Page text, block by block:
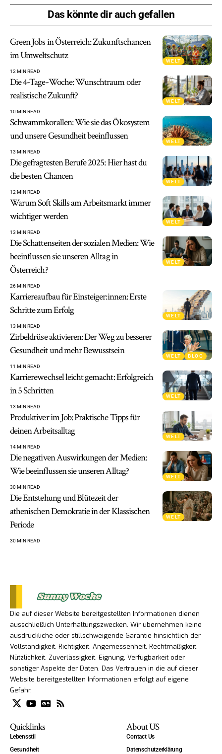
Das könnte dir auch gefallen
WELT
Green Jobs in Österreich: Zukunftschancen
im Umweltschutz
12 MIN READ
WELT
Die 4-Tage-Woche: Wunschtraum oder
realistische Zukunft?
10 MIN READ
WELT
Schwammkorallen: Wie sie das Ökosystem
und unsere Gesundheit beeinflussen
13 MIN READ
WELT
Die gefragtesten Berufe 2025: Hier hast du
die besten Chancen
12 MIN READ
WELT
Warum Soft Skills am Arbeitsmarkt immer
wichtiger werden
13 MIN READ
WELT
Die Schattenseiten der sozialen Medien: Wie
beeinflussen sie unseren Alltag in
Österreich?
26 MIN READ
WELT
Karriereaufbau für Einsteiger:innen: Erste
Schritte zum Erfolg
13 MIN READ
WELT BLOG
Zirbeldrüse aktivieren: Der Weg zu besserer
Gesundheit und mehr Bewusstsein
11 MIN READ
WELT
Karrierewechsel leicht gemacht: Erfolgreich
in 5 Schritten
13 MIN READ
WELT
Produktiver im Job: Praktische Tipps für
deinen Arbeitsalltag
14 MIN READ
WELT
Die negativen Auswirkungen der Medien:
Wie beeinflussen sie unseren Alltag?
30 MIN READ
WELT
Die Entstehung und Blütezeit der
athenischen Demokratie in der Klassischen
Periode
30 MIN READ
Die auf dieser Website bereitgestellten Informationen dienen
ausschließlich Unterhaltungszwecken. Wir übernehmen keine
ausdrückliche oder stillschweigende Garantie hinsichtlich der
Vollständigkeit, Richtigkeit, Angemessenheit, Rechtmäßigkeit,
Nützlichkeit, Zuverlässigkeit, Eignung, Verfügbarkeit oder
sonstiger Aspekte der Daten. Das Vertrauen in die auf dieser
Website bereitgestellten Informationen erfolgt auf eigene
Gefahr.
Quicklinks
Lebensstil
Gesundheit
About US
Contact Us
Datenschutzerklärung